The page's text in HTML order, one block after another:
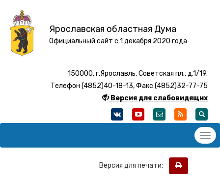
Ярославская областная Дума
Официальный сайт с 1 декабря 2020 года
150000, г.Ярославль, Советская пл., д.1/19.
Телефон (4852)40-18-13, Факс (4852)32-77-75
Версия для слабовидящих
Версия для печати: